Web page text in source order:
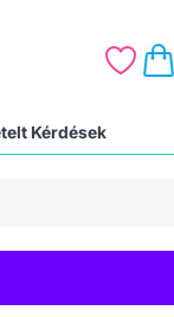
Kérdések